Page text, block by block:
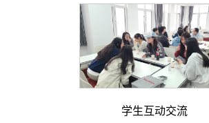
学生互动交流